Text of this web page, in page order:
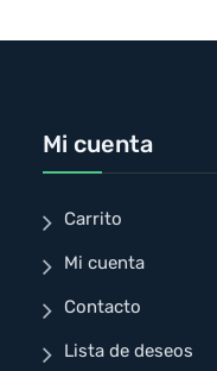
Mi cuenta
Carrito
Mi cuenta
Contacto
Lista de deseos